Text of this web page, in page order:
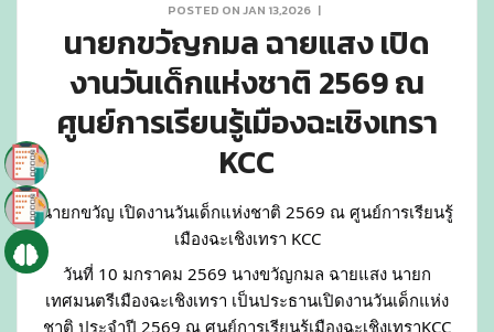
POSTED ON JAN 13,2026|
นายกขวัญกมล ฉายแสง เปิด
งานวันเด็กแห่งชาติ 2569 ณ
ศูนย์การเรียนรู้เมืองฉะเชิงเทรา
KCC
นายกขวัญ เปิดงานวันเด็กแห่งชาติ 2569 ณ ศูนย์การเรียนรู้
เมืองฉะเชิงเทรา KCC
วันที่ 10 มกราคม 2569 นางขวัญกมล ฉายแสง นายก
เทศมนตรีเมืองฉะเชิงเทรา เป็นประธานเปิดงานวันเด็กแห่ง
ชาติ ประจำปี 2569 ณ ศูนย์การเรียนรู้เมืองฉะเชิงเทราKCC